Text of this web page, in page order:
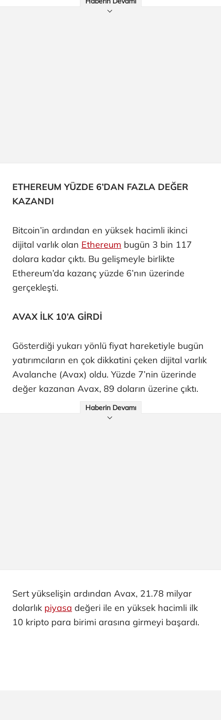
ETHEREUM YÜZDE 6’DAN FAZLA DEĞER
KAZANDI
Bitcoin’in ardından en yüksek hacimli ikinci
dijital varlık olan Ethereum bugün 3 bin 117
dolara kadar çıktı. Bu gelişmeyle birlikte
Ethereum’da kazanç yüzde 6’nın üzerinde
gerçekleşti.
AVAX İLK 10’A GİRDİ
Gösterdiği yukarı yönlü fiyat hareketiyle bugün
yatırımcıların en çok dikkatini çeken dijital varlık
Avalanche (Avax) oldu. Yüzde 7’nin üzerinde
değer kazanan Avax, 89 doların üzerine çıktı.
Haberin Devamı
Sert yükselişin ardından Avax, 21.78 milyar
dolarlık piyasa değeri ile en yüksek hacimli ilk
10 kripto para birimi arasına girmeyi başardı.